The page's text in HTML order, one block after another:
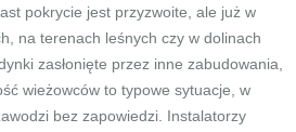
pokrycie jest przyzwoite, ale już w
na terenach leśnych czy w dolinach
zasłonięte przez inne zabudowania,
wieżowców to typowe sytuacje, w
bez zapowiedzi. Instalatorzy